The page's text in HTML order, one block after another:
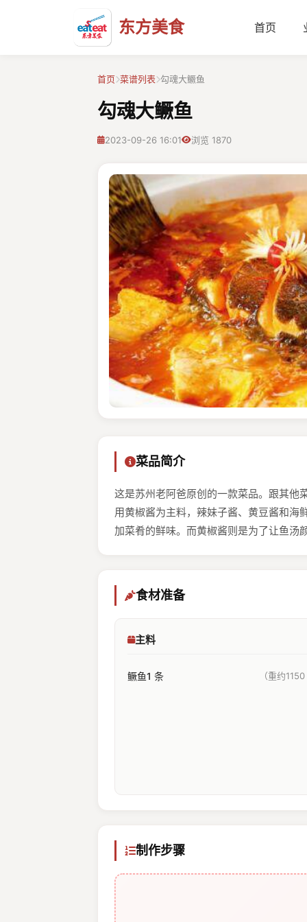
东方美食 首页
首页 菜谱列表 勾魂大鳜鱼
勾魂大鳜鱼
2023-09-26 16:01 浏览 1870
菜品简介
这是苏州老阿爸原创的⼀款菜品。跟其他
⽤⻩椒酱为主料，辣妹⼦酱、⻩⾖酱和海
加菜肴的鲜味。而⻩椒酱则是为了让⻥汤
食材准备
主料
鳜⻥1 条 （重约
制作步骤